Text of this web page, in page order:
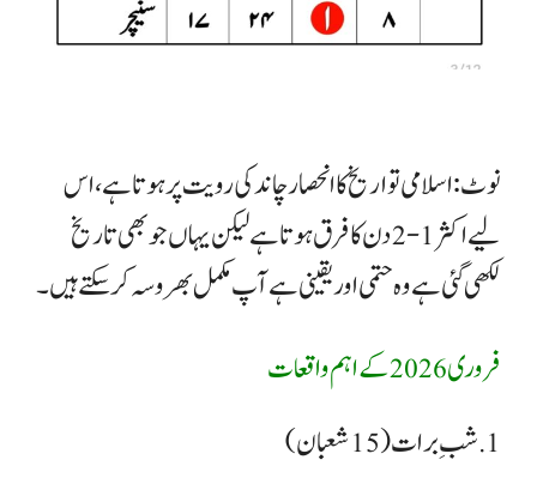
نوٹ: اسلامی تواریخ کا انحصار چاند کی رویت پر ہوتا ہے، اس
لیے اکثر 1-2 دن کا فرق ہوتا ہے لیکن یہاں جوبھی تاریخ
لکھی گئی ہے وہ حتمی اور یقینی ہے آپ مکمل بھروسہ کرسکتے ہیں۔
فروری 2026 کے اہم واقعات
​1. شبِ برات (15 شعبان)